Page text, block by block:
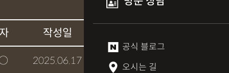
공식 블로그
오시는 길
작성일
2025.06.17 접수완료